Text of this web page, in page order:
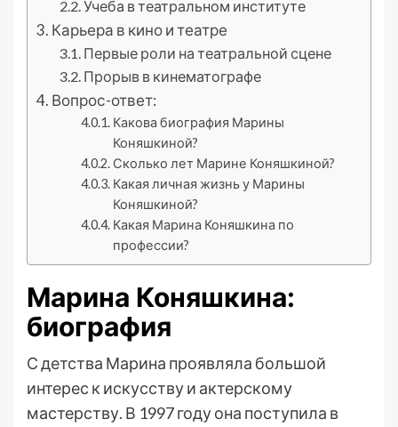
Учеба в театральном институте
Карьера в кино и театре
Первые роли на театральной сцене
Прорыв в кинематографе
Вопрос-ответ:
Какова биография Марины
Коняшкиной?
Сколько лет Марине Коняшкиной?
Какая личная жизнь у Марины
Коняшкиной?
Какая Марина Коняшкина по
профессии?
Марина Коняшкина:
биография
С детства Марина проявляла большой
интерес к искусству и актерскому
мастерству. В 1997 году она поступила в